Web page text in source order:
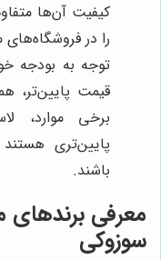
کیفیت آن‌ها
را در فروشگاه‌های
توجه به بودجه
قیمت پایین‌تر،
برخی موارد،
پایین‌تری
باشند.
معرفی
سوزوکی